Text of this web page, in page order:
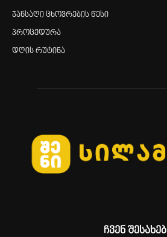
ჯანსაღი ცხოვრების წესი
პროცედურა
დღის რუტინა
ჩვენ შესახებ